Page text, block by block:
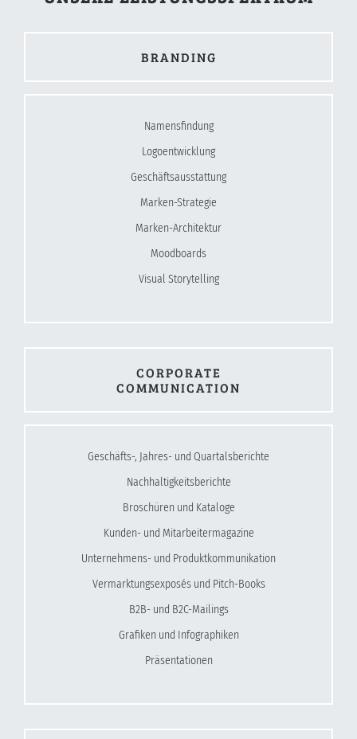
BRANDING
Namensfindung
Logoentwicklung
Geschäftsausstattung
Marken-Strategie
Marken-Architektur
Moodboards
Visual Storytelling
CORPORATE
COMMUNICATION
Geschäfts-, Jahres- und Quartalsberichte
Nachhaltigkeitsberichte
Broschüren und Kataloge
Kunden- und Mitarbeitermagazine
Unternehmens- und Produktkommunikation
Vermarktungsexposés und Pitch-Books
B2B- und B2C-Mailings
Grafiken und Infographiken
Präsentationen